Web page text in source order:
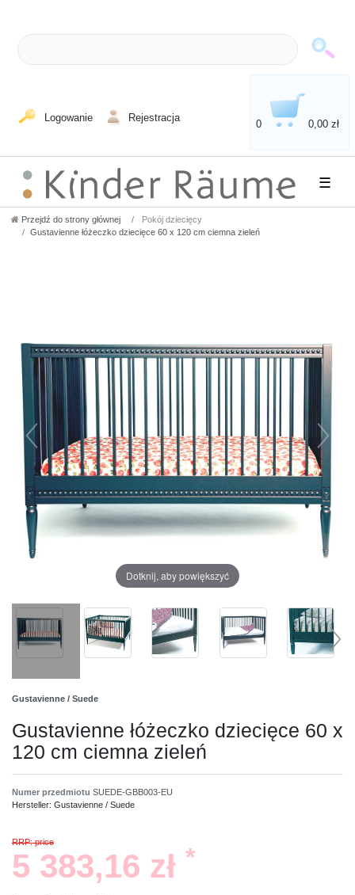
Logowanie Rejestracja
0 0,00 zł
☰
Przejdź do strony głównej
Pokój dziecięcy
Gustavienne łóżeczko dziecięce 60 x 120 cm ciemna zieleń
Dotknij, aby powiększyć
Gustavienne / Suede
Gustavienne łóżeczko dziecięce 60 x
120 cm ciemna zieleń
Numer przedmiotu SUEDE-GBB003-EU
Hersteller: Gustavienne / Suede
RRP: price
5 383,16 zł *